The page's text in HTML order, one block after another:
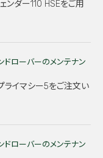
ンダー110 HSEをご用
ドローバーのメンテナン
ライマシー5をご注文い
ドローバーのメンテナン